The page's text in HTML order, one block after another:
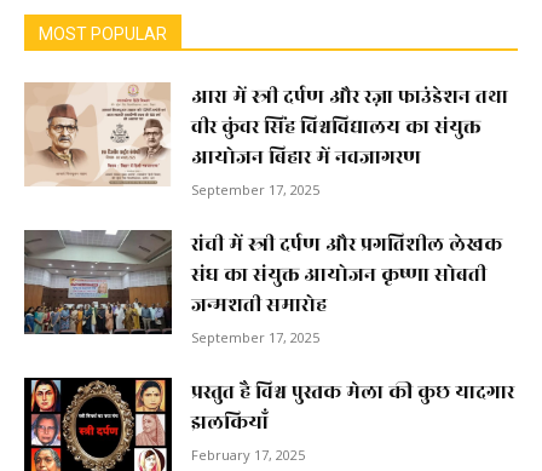
MOST POPULAR
आरा में स्त्री दर्पण और रज़ा फाउंडेशन तथा
वीर कुंवर सिंह विश्वविद्यालय का संयुक्त
आयोजन बिहार में नवजागरण
September 17, 2025
रांची में स्त्री दर्पण और प्रगतिशील लेखक
संघ का संयुक्त आयोजन कृष्णा सोबती
जन्मशती समारोह
September 17, 2025
प्रस्तुत है विश्व पुस्तक मेला की कुछ यादगार
झलकियाॅं
February 17, 2025